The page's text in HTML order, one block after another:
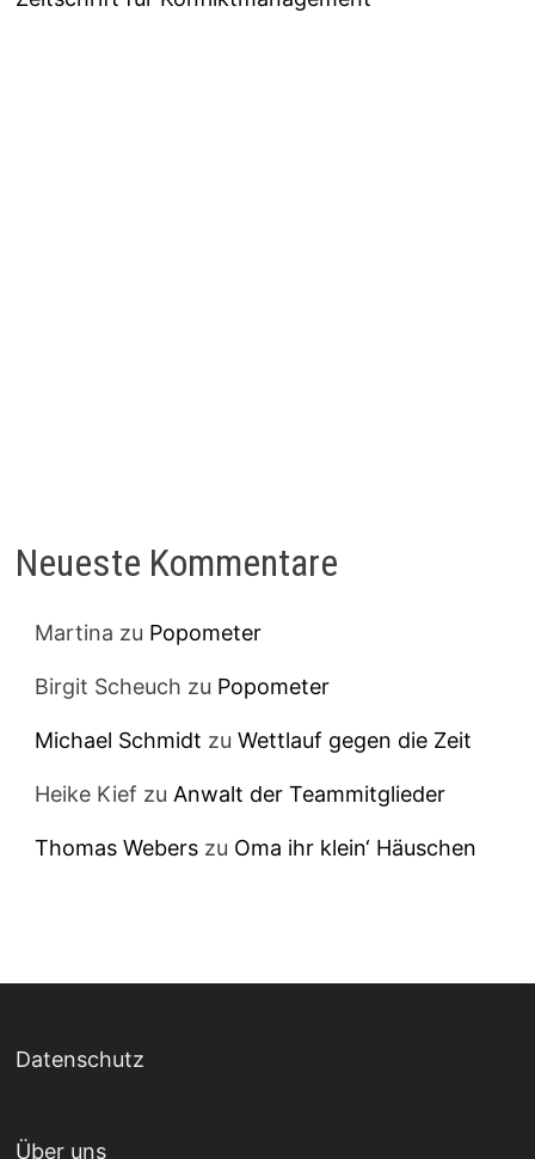
Neueste Kommentare
Martina zu Popometer
Birgit Scheuch zu Popometer
Michael Schmidt zuWettlauf gegen die Zeit
Heike Kief zuAnwalt der Teammitglieder
Thomas Webers zu Oma ihr klein‘ Häuschen
Datenschutz
Über uns